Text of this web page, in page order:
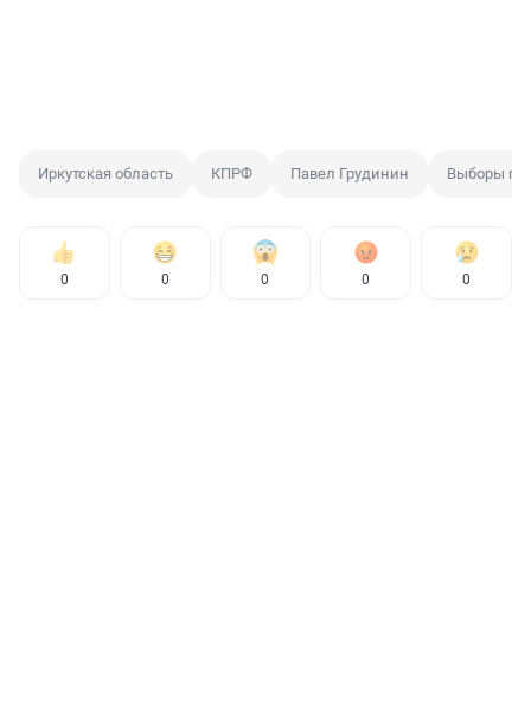
Иркутская область КПРФ Павел Грудинин Выборы
0 0 0 0 0